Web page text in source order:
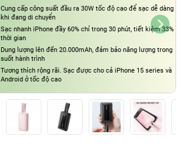
Cung cấp công suất đầu ra 30W tốc độ cao để sạc dễ dàng
khi đang di chuyển
Sạc nhanh iPhone đầy 60% chỉ trong 30 phút, tiết kiệm 33%
thời gian
Dung lượng lên đến 20.000mAh, đảm bảo năng lượng trong
suốt hành trình
Tương thích rộng rãi. Sạc được cho cả iPhone 15 series và
Android ở tốc độ cao